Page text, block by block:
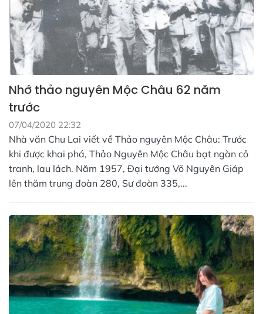
Nhớ thảo nguyên Mộc Châu 62 năm
trước
07/04/2020 22:32
Nhà văn Chu Lai viết về Thảo nguyên Mộc Châu: Trước
khi được khai phá, Thảo Nguyên Mộc Châu bạt ngàn cỏ
tranh, lau lách. Năm 1957, Đại tướng Võ Nguyên Giáp
lên thăm trung đoàn 280, Sư đoàn 335,...